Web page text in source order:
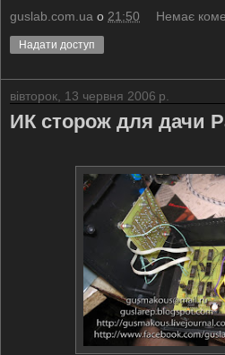
guslab.com.ua о 21:50 Немає
Надати доступ
вівторок, 13 червня 2006 р.
ИК сторож для дачи